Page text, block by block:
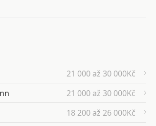
21 000 až 30 000Kč
21 000 až 30 000Kč
18 200 až 26 000Kč